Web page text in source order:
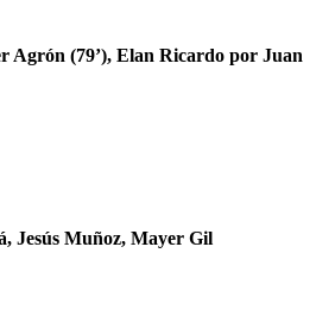
Agrón (79’), Elan Ricardo por Juan
Jesús Muñoz, Mayer Gil